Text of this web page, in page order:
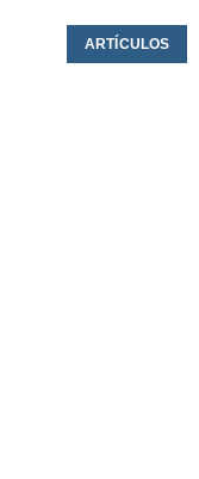
ARTÍCULOS